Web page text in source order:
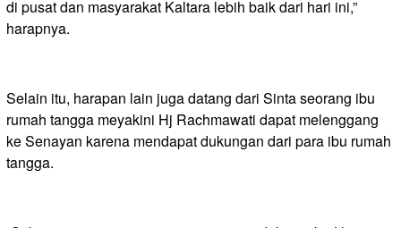
di pusat dan masyarakat Kaltara lebih baik dari hari ini,”
harapnya.
Selain itu, harapan lain juga datang dari Sinta seorang ibu
rumah tangga meyakini Hj Rachmawati dapat melenggang
ke Senayan karena mendapat dukungan dari para ibu rumah
tangga.